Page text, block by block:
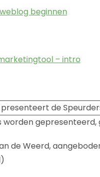
beginnen
– intro
gepresenteerd,
de Weerd,